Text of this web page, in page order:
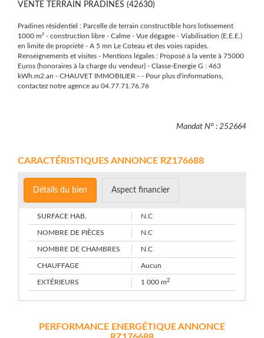
VENTE TERRAIN PRADINES (42630)
Pradines résidentiel : Parcelle de terrain constructible hors lotissement
1000 m² - construction libre - Calme - Vue dégagée - Viabilisation (E.E.E.)
en limite de propriété - A 5 mn Le Coteau et des voies rapides.
Renseignements et visites - Mentions légales : Proposé à la vente à 75000
Euros (honoraires à la charge du vendeur) - Classe-Energie G : 463
kWh.m2.an - CHAUVET IMMOBILIER - - Pour plus d'informations,
contactez notre agence au 04.77.71.76.76
Mandat N° : 252664
CARACTÉRISTIQUES ANNONCE RZ176688
Détails du bien Aspect financier
SURFACE HAB. N.C
NOMBRE DE PIÈCES N.C
NOMBRE DE CHAMBRES N.C
CHAUFFAGE Aucun
EXTÉRIEURS 1 000 m2
PERFORMANCE ENERGÉTIQUE ANNONCE